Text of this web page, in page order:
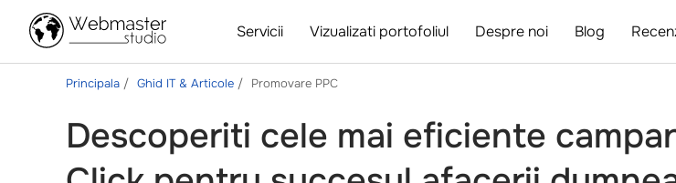
Servicii Vizualizati portofoliul Despre noi Blog
Principala Ghid IT & Articole Promovare PPC
Descoperiti cele mai eficiente